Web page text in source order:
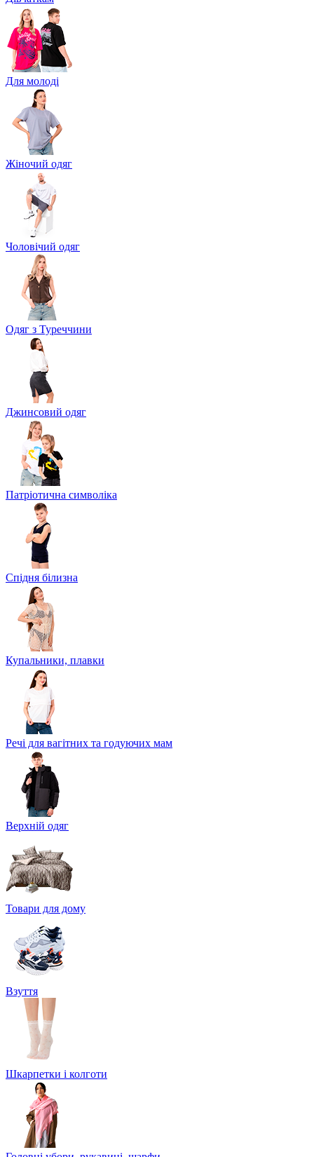
Для молоді
Жіночий одяг
Чоловічий одяг
Одяг з Туреччини
Джинсовий одяг
Патріотична символіка
Спідня білизна
Купальники, плавки
Речі для вагітних та годуючих мам
Верхній одяг
Товари для дому
Взуття
Шкарпетки і колготи